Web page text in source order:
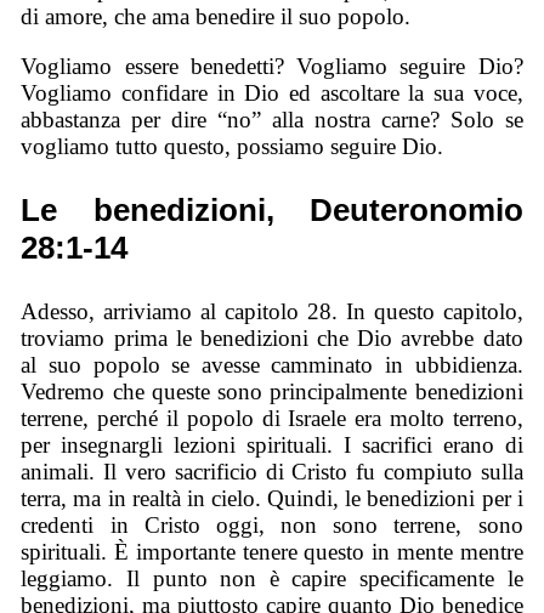
di amore, che ama benedire il suo popolo.
Vogliamo essere benedetti? Vogliamo seguire Dio?
Vogliamo confidare in Dio ed ascoltare la sua voce,
abbastanza per dire “no” alla nostra carne? Solo se
vogliamo tutto questo, possiamo seguire Dio.
Le benedizioni, Deuteronomio
28:1-14
Adesso, arriviamo al capitolo 28. In questo capitolo,
troviamo prima le benedizioni che Dio avrebbe dato
al suo popolo se avesse camminato in ubbidienza.
Vedremo che queste sono principalmente benedizioni
terrene, perché il popolo di Israele era molto terreno,
per insegnargli lezioni spirituali. I sacrifici erano di
animali. Il vero sacrificio di Cristo fu compiuto sulla
terra, ma in realtà in cielo. Quindi, le benedizioni per i
credenti in Cristo oggi, non sono terrene, sono
spirituali. È importante tenere questo in mente mentre
leggiamo. Il punto non è capire specificamente le
benedizioni, ma piuttosto capire quanto Dio benedice